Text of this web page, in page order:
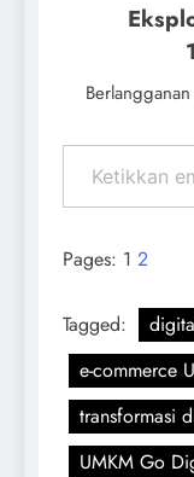
Pages: 1 2
Tagged:
e-commerce
transformasi
UMKM Go